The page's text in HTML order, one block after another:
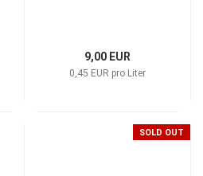
9,00 EUR
0,45 EUR pro Liter
SOLD OUT